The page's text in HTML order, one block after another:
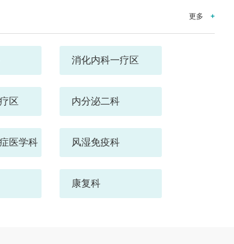
更多 +
消化内科一疗区
区 内分泌二科
医学科 风湿免疫科
康复科